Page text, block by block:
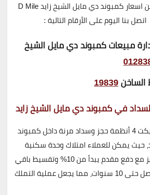
للحجز والاستعلام عن اسعار كمبوند دي مايل الشيخ زايد D Mile
اتصل بنا اليوم على الأرقام التالية :
مبيعات كمبوند دي مايل الشيخ
الساخن19839
في كمبوند دي مايل الشيخ زايد
4 أنظمة حجز وسداد مرنة داخلكمبوند
، حيث يمكن للعملاءامتلاك وحدة سكنية
مع دفع مقدم يبدأ من10%
وتقسيط باقي
حتى10 سنوات
، مما يجعل عملية التملك